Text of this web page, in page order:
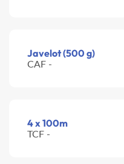
Javelot (500 g)
CAF -
4 x 100m
TCF -